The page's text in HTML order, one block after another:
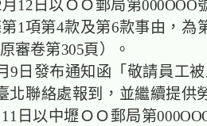
12日以ＯＯ郵局第000OOO
1項第4款及第6款事由，為
審卷第305頁）。
9日發布通知函「敬請員工
北聯絡處報到，並繼續提供
日以中壢ＯＯ郵局第